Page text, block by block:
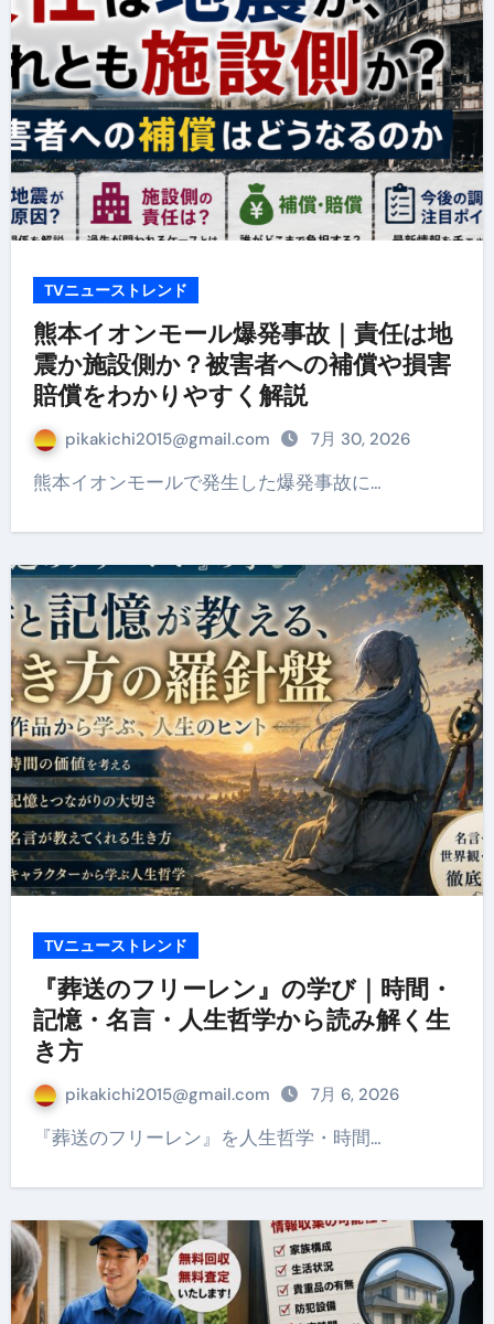
TVニューストレンド
熊本イオンモール爆発事故｜責任は地
震か施設側か？被害者への補償や損害
賠償をわかりやすく解説
pikakichi2015@gmail.com 7月 30, 2026
熊本イオンモールで発生した爆発事故に…
TVニューストレンド
『葬送のフリーレン』の学び｜時間・
記憶・名言・人生哲学から読み解く生
き方
pikakichi2015@gmail.com 7月 6, 2026
『葬送のフリーレン』を人生哲学・時間…